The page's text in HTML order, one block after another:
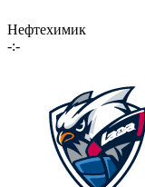
Нефтехимик
-:-